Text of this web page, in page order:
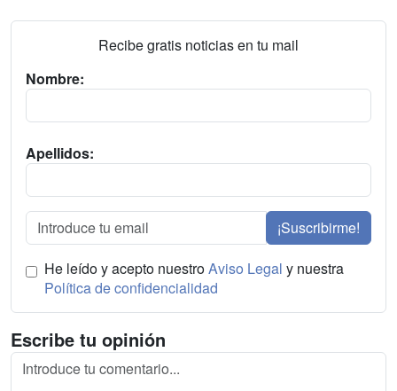
Recibe gratis noticias en tu mail
Nombre:
Apellidos:
¡Suscribirme!
He leído y acepto nuestroAviso Legal y nuestra
Política de confidencialidad
Escribe tu opinión